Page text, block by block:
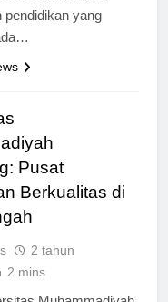
kuat dalam
yang
Pusat
Berkualitas di
2 tahun